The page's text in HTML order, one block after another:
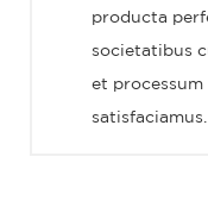
producta
societatibus
et
satisfaciamus.